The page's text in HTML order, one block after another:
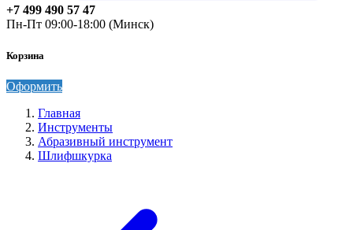
+7 499 490 57 47
Пн-Пт 09:00-18:00 (Минск)
Корзина
Оформить
Главная
Инструменты
Абразивный инструмент
Шлифшкурка